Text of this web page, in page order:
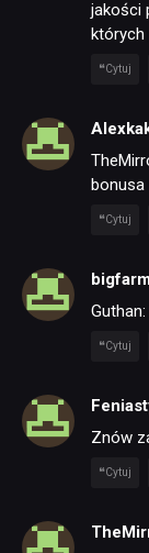
jakości
Cytuj
bonusa
Cytuj
Cytuj
Znów
Cytuj